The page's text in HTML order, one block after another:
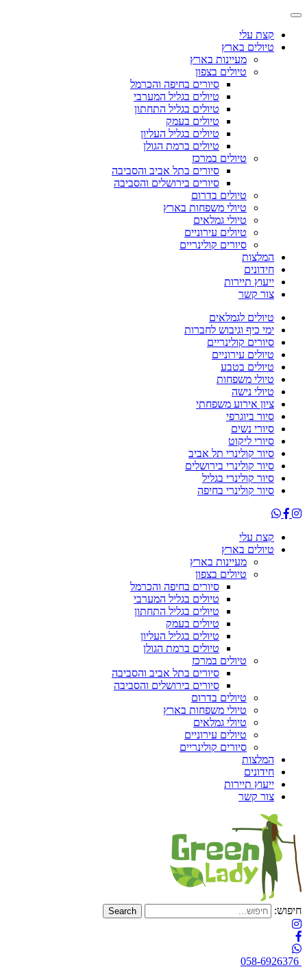
קצת עלי
טיולים בארץ
מעיינות בארץ
טיולים בצפון
סיורים בחיפה והכרמל
טיולים בגליל המערבי
טיולים בגליל התחתון
טיולים בעמק
טיולים בגליל העליון
טיולים ברמת הגולן
טיולים במרכז
סיורים בתל אביב והסביבה
סיורים בירושלים והסביבה
טיולים בדרום
טיולי משפחות בארץ
טיולי גמלאים
טיולים עירוניים
סיורים קולינריים
המלצות
חידונים
ייעוץ תיירות
צור קשר
טיולים לגמלאים
ימי כיף וגיבוש לחברות
סיורים קולינריים
טיולים עירוניים
טיולים בטבע
טיולי משפחות
טיולי נישה
ציון אירוע משפחתי
סיור ביוגרפי
סיורי נשים
סיורי ליקוט
סיור קולינרי תל אביב
סיור קולינרי בירושלים
סיור קולינרי בגליל
סיור קולינרי בחיפה
קצת עלי
טיולים בארץ
מעיינות בארץ
טיולים בצפון
סיורים בחיפה והכרמל
טיולים בגליל המערבי
טיולים בגליל התחתון
טיולים בעמק
טיולים בגליל העליון
טיולים ברמת הגולן
טיולים במרכז
סיורים בתל אביב והסביבה
סיורים בירושלים והסביבה
טיולים בדרום
טיולי משפחות בארץ
טיולי גמלאים
טיולים עירוניים
סיורים קולינריים
המלצות
חידונים
ייעוץ תיירות
צור קשר
חיפוש:
058-6926376